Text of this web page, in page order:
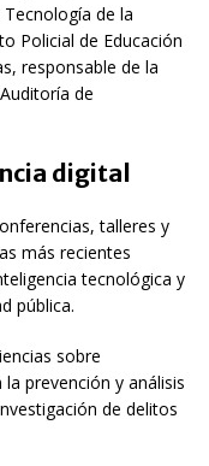
de la
Policial de Educación
responsable de la
de
digital
talleres y
más recientes
tecnológica y
pública.
sobre
prevención y análisis
de delitos